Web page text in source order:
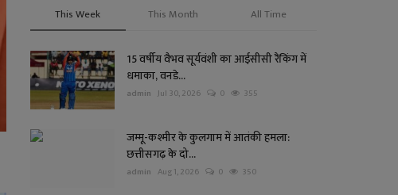
This Week This Month All Time
15 वर्षीय वैभव सूर्यवंशी का आईसीसी रैंकिंग में
धमाका, वनडे...
admin Jul 30, 2026 0 355
जम्मू-कश्मीर के कुलगाम में आतंकी हमला:
छत्तीसगढ़ के दो...
admin Aug 1, 2026 0 350